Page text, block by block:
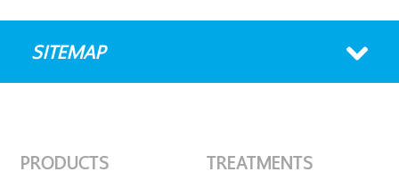
SITEMAP
PRODUCTS TREATMENTS